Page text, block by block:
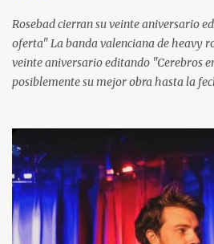
Rosebad cierran su veinte aniversario
oferta" La banda valenciana de heavy
veinte aniversario editando "Cerebros
posiblemente su mejor obra hasta la
actualidad, que van desde la guerra, a
pasando por el amor, la cerveza y el